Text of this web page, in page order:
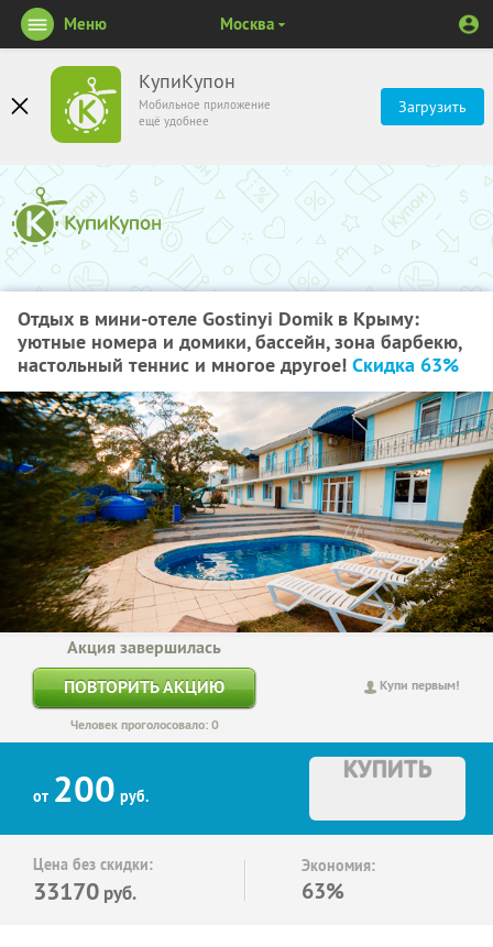
КупиКупон
Мобильное приложение
ещё удобнее
Загрузить
Меню Москва
Отдых в мини-отеле Gostinyi Domik в Крыму:
уютные номера и домики, бассейн, зона барбекю,
настольный теннис и многое другое! Скидка 63%
Купи первым!
Акция завершилась
ПОВТОРИТЬ АКЦИЮ
Человек проголосовало: 0
от 200 руб.
КУПИТЬ
Цена без скидки:
33170 руб.
Экономия:
63%